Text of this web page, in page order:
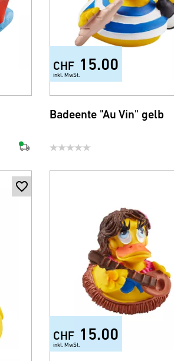
CHF 15.00
inkl. MwSt.
Badeente "Au Vin" gelb
CHF 15.00
inkl. MwSt.